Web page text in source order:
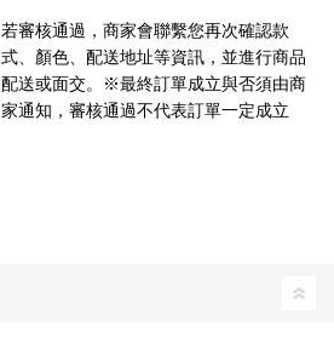
若審核通過，商家會聯繫您再次確認款
式、顏色、配送地址等資訊，並進行商品
配送或面交。※最終訂單成立與否須由商
家通知，審核通過不代表訂單一定成立